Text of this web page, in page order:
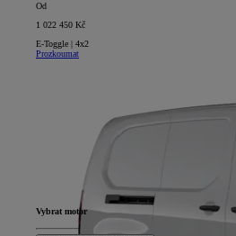
Od
1 022 450 Kč
E-Toggle | 4x2
Prozkoumat
Vybrat motor